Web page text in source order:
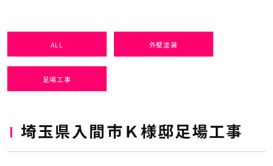
ALL 外壁塗装
足場工事
埼玉県入間市Ｋ様邸足場工事